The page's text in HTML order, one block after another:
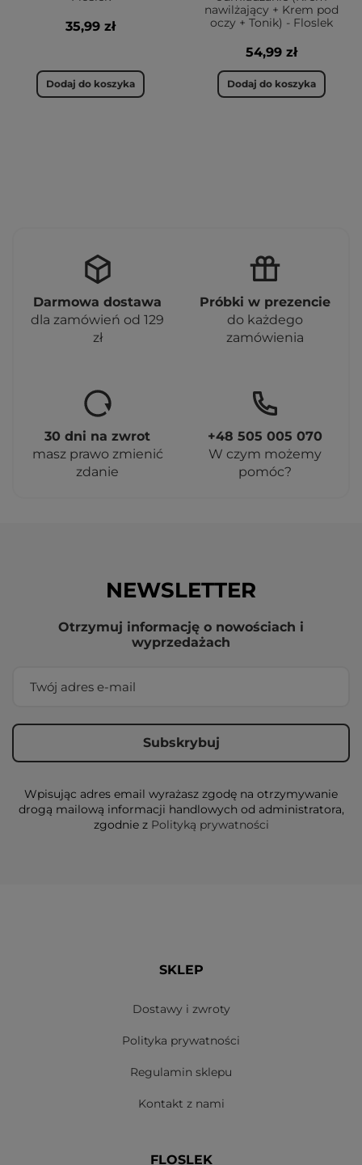
35,99 zł
Dodaj do koszyka
nawilżający + Krem pod
oczy + Tonik) - Floslek
54,99 zł
Dodaj do koszyka
Darmowa dostawa
dla zamówień od 129
zł
Próbki w prezencie
do każdego
zamówienia
30 dni na zwrot
masz prawo zmienić
zdanie
+48 505 005 070
W czym możemy
pomóc?
NEWSLETTER
Otrzymuj informację o nowościach i
wyprzedażach
Wpisując adres email wyrażasz zgodę na otrzymywanie
drogą mailową informacji handlowych od administratora,
zgodnie z Polityką prywatności
SKLEP
Dostawy i zwroty
Polityka prywatności
Regulamin sklepu
Kontakt z nami
FLOSLEK